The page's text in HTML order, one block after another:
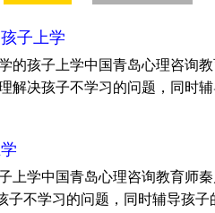
子上学
孩子上学中国青岛心理咨询教
解决孩子不学习的问题，同时
学中国青岛心理咨询教育师秦
不学习的问题，同时辅导孩